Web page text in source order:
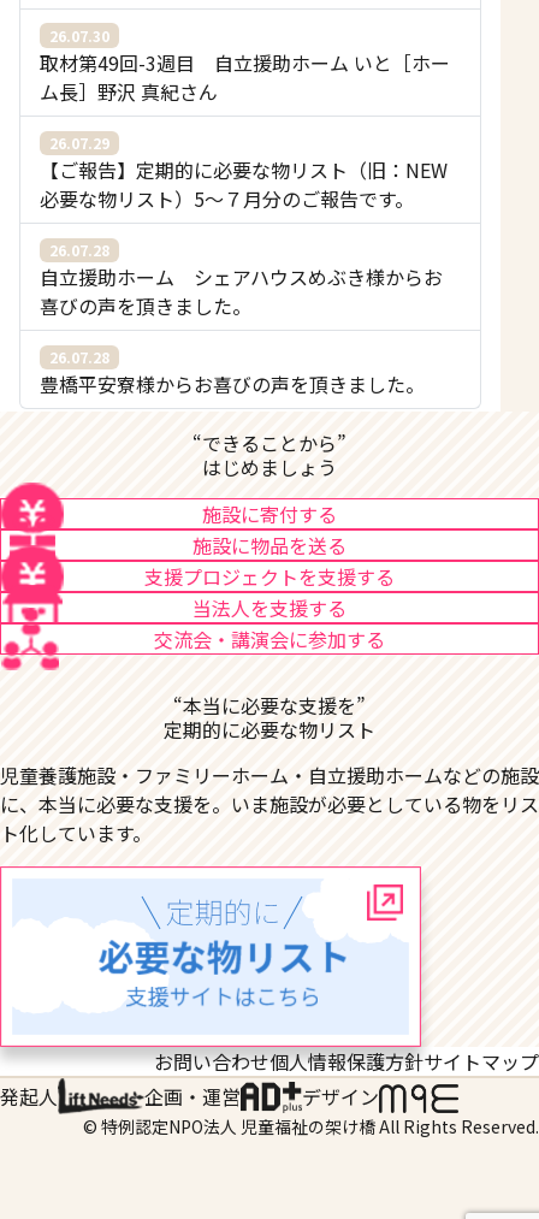
26.07.30
取材第49回-3週目 自立援助ホーム いと［ホー
ム長］野沢 真紀さん
26.07.29
【ご報告】定期的に必要な物リスト（旧：NEW
必要な物リスト）5〜７月分のご報告です。
26.07.28
自立援助ホーム シェアハウスめぶき様からお
喜びの声を頂きました。
26.07.28
豊橋平安寮様からお喜びの声を頂きました。
“できることから”
はじめましょう
施設に寄付する
施設に物品を送る
支援プロジェクトを支援する
当法人を支援する
交流会・講演会に参加する
“本当に必要な支援を”
定期的に必要な物リスト
児童養護施設・ファミリーホーム・自立援助ホームなどの施設
に、本当に必要な支援を。いま施設が必要としている物をリス
ト化しています。
お問い合わせ個人情報保護方針サイトマップ
発起人
企画・運営 デザイン
© 特例認定NPO法人 児童福祉の架け橋 All Rights Reserved.